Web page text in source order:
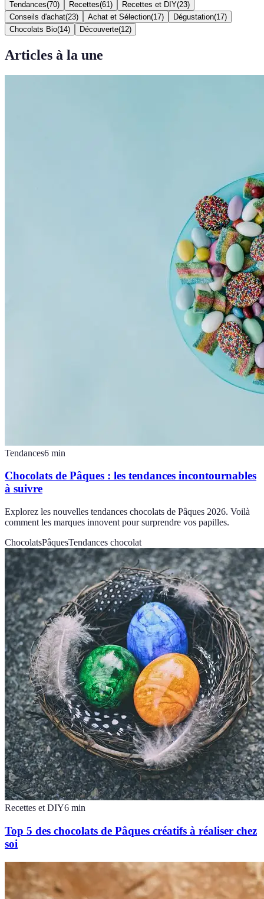
Tendances(70) Recettes(61 ) Recettes et DIY(23)
Conseils d'achat(23) Achat et Sélection(17) Dégustation(17)
Chocolats Bio(14) Découverte(12)
Articles à la une
Tendances6 min
Chocolats de Pâques : les tendances incontournables
à suivre
Explorez les nouvelles tendances chocolats de Pâques 2026. Voilà
comment les marques innovent pour surprendre vos papilles.
ChocolatsPâquesTendances chocolat
Recettes et DIY6 min
Top 5 des chocolats de Pâques créatifs à réaliser chez
soi